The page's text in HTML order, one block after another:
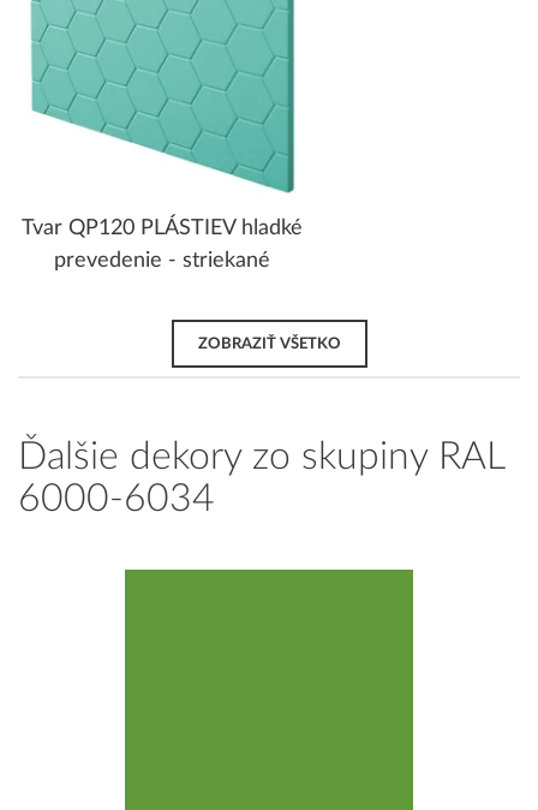
Tvar QP120 PLÁSTIEV hladké
prevedenie - striekané
ZOBRAZIŤ VŠETKO
Ďalšie dekory zo skupiny RAL
6000-6034